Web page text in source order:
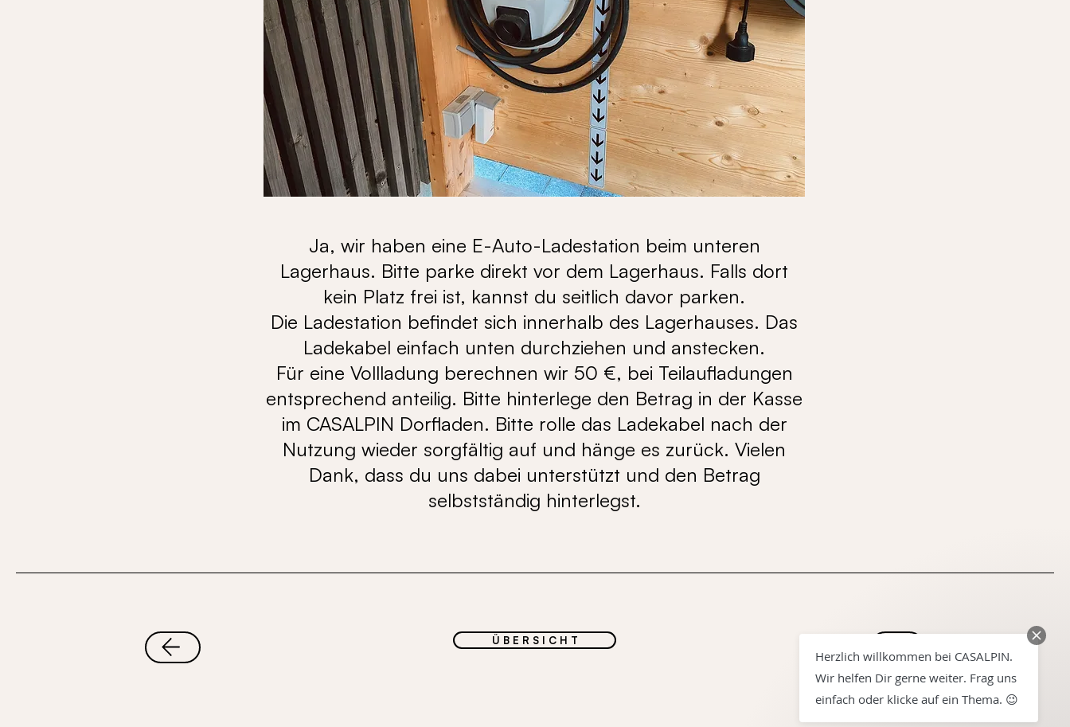
Ja, wir haben eine E-Auto-Ladestation beim unteren
Lagerhaus. Bitte parke direkt vor dem Lagerhaus. Falls dort
kein Platz frei ist, kannst du seitlich davor parken.
Die Ladestation befindet sich innerhalb des Lagerhauses. Das
Ladekabel einfach unten durchziehen und anstecken.
Für eine Vollladung berechnen wir 50 €, bei Teilaufladungen
entsprechend anteilig. Bitte hinterlege den Betrag in der Kasse
im CASALPIN Dorfladen. Bitte rolle das Ladekabel nach der
Nutzung wieder sorgfältig auf und hänge es zurück. Vielen
Dank, dass du uns dabei unterstützt und den Betrag
selbstständig hinterlegst.
Ü B E R S I C H T
Herzlich willkommen bei CASALPIN.
Wir helfen Dir gerne weiter. Frag uns
einfach oder klicke auf ein Thema. 😉